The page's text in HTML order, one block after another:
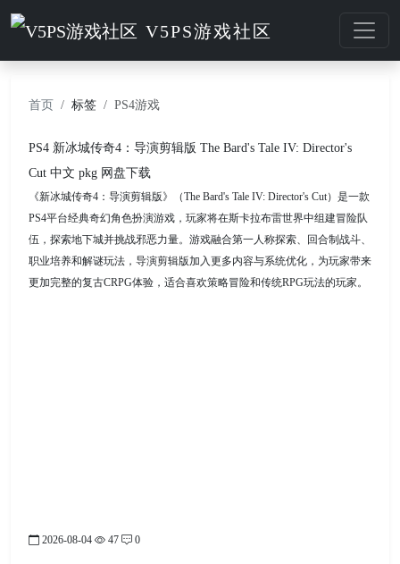
V5PS游戏社区
首页 标签 PS4游戏
PS4 新冰城传奇4：导演剪辑版 The Bard's Tale IV: Director's
Cut 中文 pkg 网盘下载
《新冰城传奇4：导演剪辑版》（The Bard's Tale IV: Director's Cut）是一款
PS4平台经典奇幻角色扮演游戏，玩家将在斯卡拉布雷世界中组建冒险队
伍，探索地下城并挑战邪恶力量。游戏融合第一人称探索、回合制战斗、
职业培养和解谜玩法，导演剪辑版加入更多内容与系统优化，为玩家带来
更加完整的复古CRPG体验，适合喜欢策略冒险和传统RPG玩法的玩家。
2026-08-04 47 0